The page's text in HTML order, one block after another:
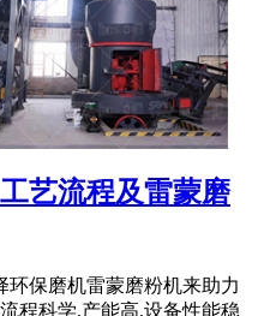
艺流程及雷蒙磨
环保磨机雷蒙磨粉机来助力
程科学,产能高,设备性能稳